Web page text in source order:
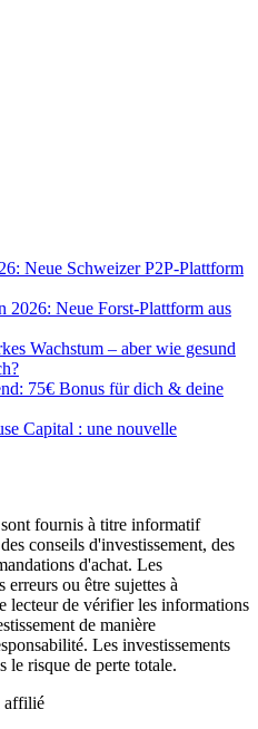
Neue Schweizer P2P-Plattform
Neue Forst-Plattform aus
Wachstum – aber wie gesund
75€ Bonus für dich & deine
Capital : une nouvelle
fournis à titre informatif
conseils d'investissement, des
d'achat. Les
ou être sujettes à
lecteur de vérifier les informations
de manière
Les investissements
le risque de perte totale.
affilié